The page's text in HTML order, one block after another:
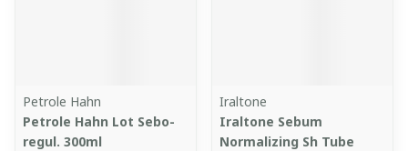
Petrole Hahn
Petrole Hahn Lot Sebo-
regul. 300ml
Iraltone
Iraltone Sebum
Normalizing Sh Tube